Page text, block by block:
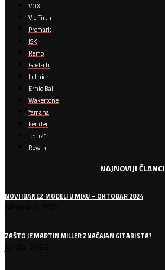
VOX
Vic Firth
Promark
ISK
Remo
Gretsch
Luthier
Ernie Ball
Wakertone
Yamaha
Fender
Tech21
Rowin
NAJNOVIJI ČLANCI
NOVI IBANEZ MODELI U MIXU – OKTOBAR 2024
ZAŠTO JE MARTIN MILLER ZNAČAJAN GITARISTA?